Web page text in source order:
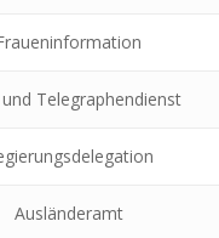
Telegraphendienst
Ausländeramt